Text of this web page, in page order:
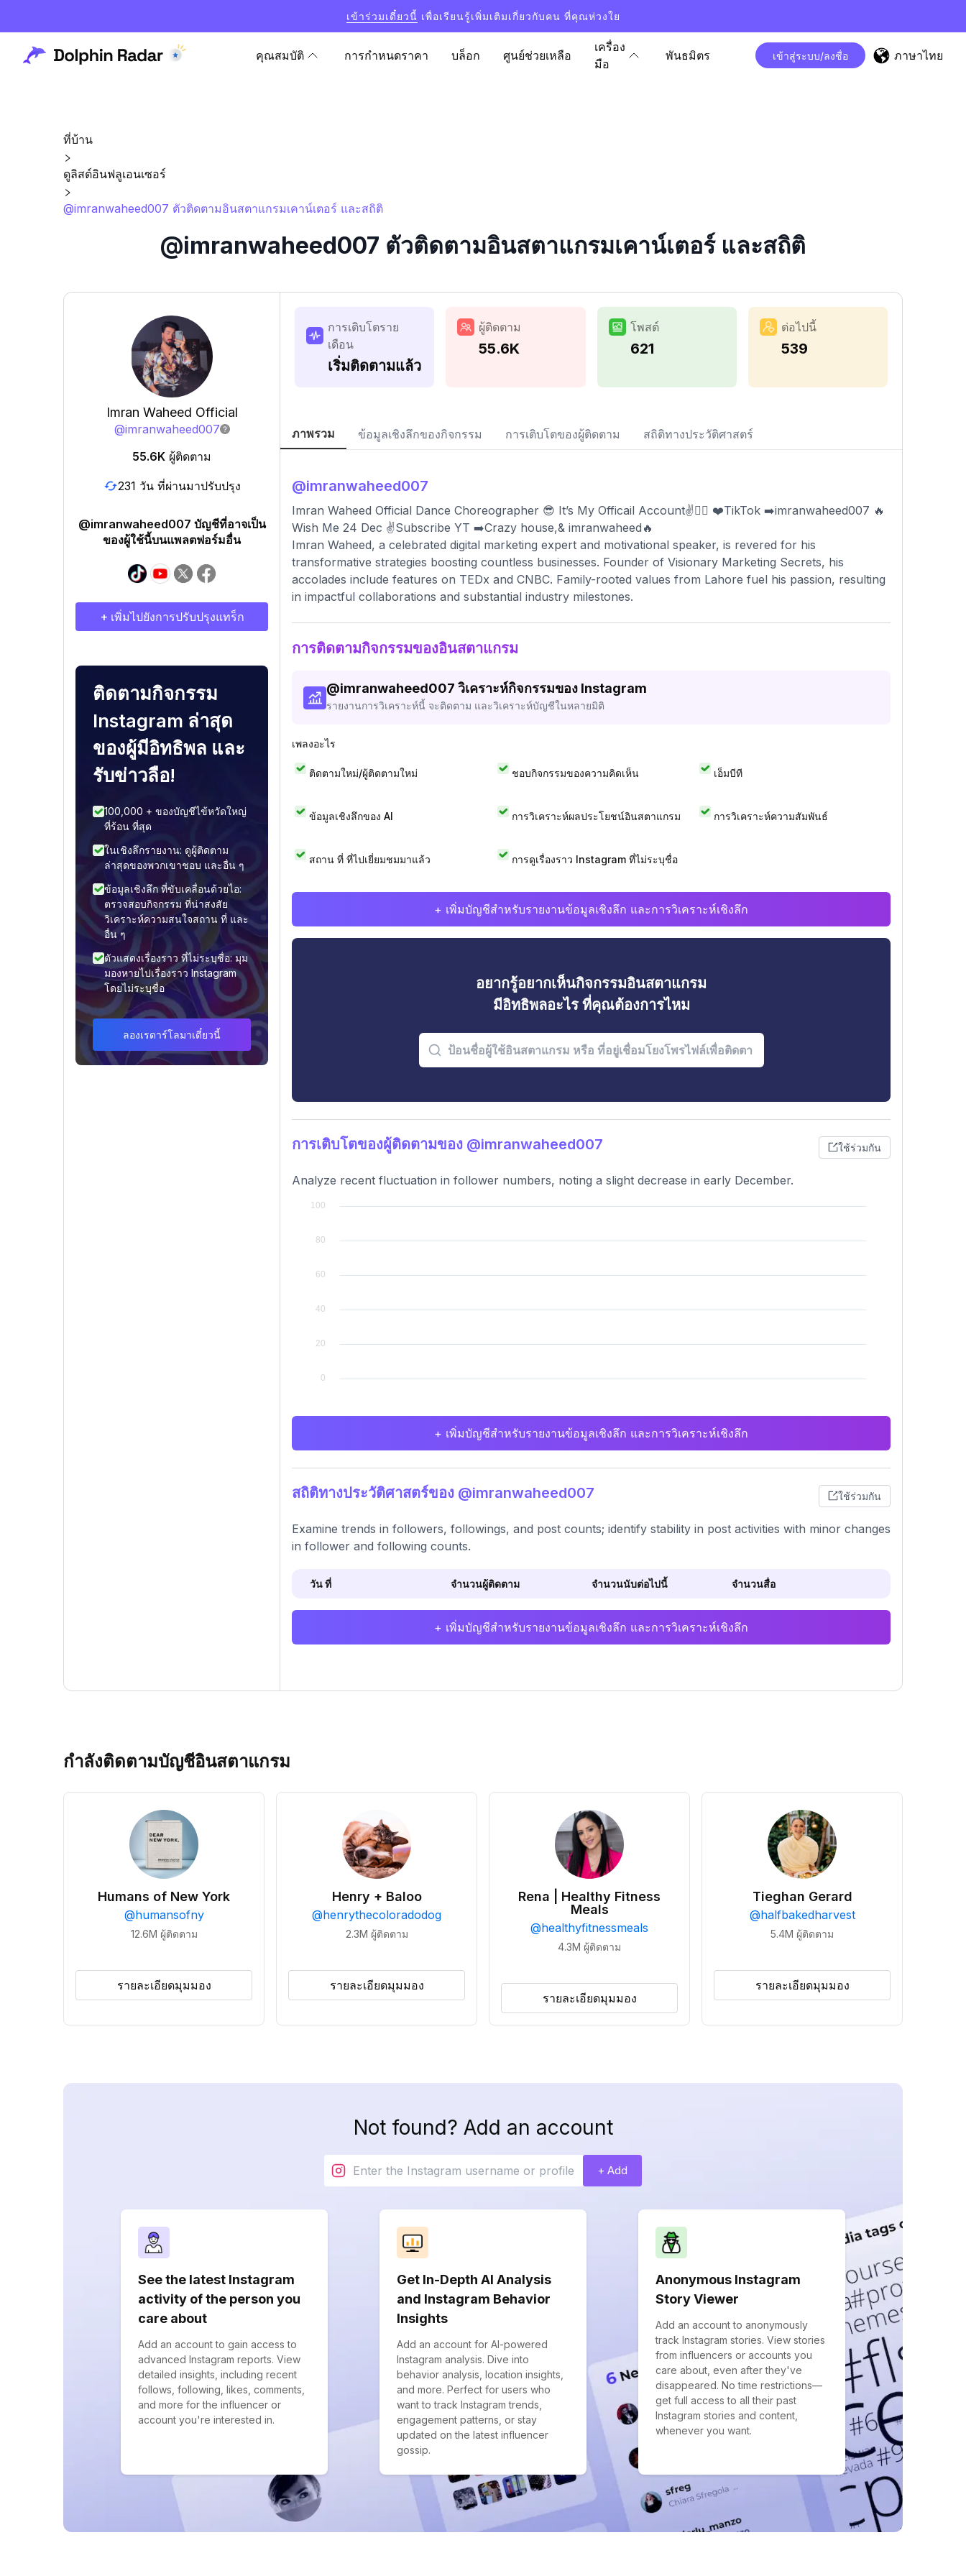
เข้าร่วมเดี๋ยวนี้ เพื่อเรียนรู้เพิ่มเติมเกี่ยวกับคน ที่คุณห่วงใย
คุณสมบัติ การกำหนดราคา บล็อก ศูนย์ช่วยเหลือ
เครื่อง
มือ
พันธมิตร เข้าสู่ระบบ/ลงชื่อ ภาษาไทย
ที่บ้าน
ดูลิสต์อินฟลูเอนเซอร์
@imranwaheed007 ตัวติดตามอินสตาแกรมเคาน์เตอร์ และสถิติ
@imranwaheed007 ตัวติดตามอินสตาแกรมเคาน์เตอร์ และสถิติ
Imran Waheed Official
@imranwaheed007
55.6K ผู้ติดตาม
231 วัน ที่ผ่านมาปรับปรุง
@imranwaheed007 บัญชีที่อาจเป็น
ของผู้ใช้นี้บนแพลตฟอร์มอื่น
+ เพิ่มไปยังการปรับปรุงแทร็ก
ติดตามกิจกรรม
Instagram ล่าสุด
ของผู้มีอิทธิพล และ
รับข่าวลือ!
100,000 + ของบัญชีไข้หวัดใหญ่
ที่ร้อน ที่สุด
ในเชิงลึกรายงาน: ดูผู้ติดตาม
ล่าสุดของพวกเขาชอบ และอื่น ๆ
ข้อมูลเชิงลึก ที่ขับเคลื่อนด้วยไอ:
ตรวจสอบกิจกรรม ที่น่าสงสัย
วิเคราะห์ความสนใจสถาน ที่ และ
อื่น ๆ
ตัวแสดงเรื่องราว ที่ไม่ระบุชื่อ: มุม
มองหายไปเรื่องราว Instagram
โดยไม่ระบุชื่อ
ลองเรดาร์โลมาเดี๋ยวนี้
การเติบโตราย
เดือน
เริ่มติดตามแล้ว
ผู้ติดตาม
55.6K
โพสต์
621
ต่อไปนี้
539
ภาพรวม ข้อมูลเชิงลึกของกิจกรรม การเติบโตของผู้ติดตาม สถิติทางประวัติศาสตร์
@imranwaheed007
Imran Waheed Official Dance Choreographer 😎 It’s My Officail Account✌️👇🏻 ❤️TikTok ➡️imranwaheed007 🔥
Wish Me 24 Dec ✌️Subscribe YT ➡️Crazy house,& imranwaheed🔥
Imran Waheed, a celebrated digital marketing expert and motivational speaker, is revered for his
transformative strategies boosting countless businesses. Founder of Visionary Marketing Secrets, his
accolades include features on TEDx and CNBC. Family-rooted values from Lahore fuel his passion, resulting
in impactful collaborations and substantial industry milestones.
การติดตามกิจกรรมของอินสตาแกรม
@imranwaheed007 วิเคราะห์กิจกรรมของ Instagram
รายงานการวิเคราะห์นี้ จะติดตาม และวิเคราะห์บัญชีในหลายมิติ
เพลงอะไร
ติดตามใหม่/ผู้ติดตามใหม่ ชอบกิจกรรมของความคิดเห็น เอ็มบีที
ข้อมูลเชิงลึกของ AI การวิเคราะห์ผลประโยชน์อินสตาแกรม การวิเคราะห์ความสัมพันธ์
สถาน ที่ ที่ไปเยี่ยมชมมาแล้ว การดูเรื่องราว Instagram ที่ไม่ระบุชื่อ
+ เพิ่มบัญชีสำหรับรายงานข้อมูลเชิงลึก และการวิเคราะห์เชิงลึก
อยากรู้อยากเห็นกิจกรรมอินสตาแกรม
มีอิทธิพลอะไร ที่คุณต้องการไหม
การเติบโตของผู้ติดตามของ @imranwaheed007 ใช้ร่วมกัน
Analyze recent fluctuation in follower numbers, noting a slight decrease in early December.
+ เพิ่มบัญชีสำหรับรายงานข้อมูลเชิงลึก และการวิเคราะห์เชิงลึก
สถิติทางประวัติศาสตร์ของ @imranwaheed007 ใช้ร่วมกัน
Examine trends in followers, followings, and post counts; identify stability in post activities with minor changes
in follower and following counts.
วัน ที่ จำนวนผู้ติดตาม จำนวนนับต่อไปนี้ จำนวนสื่อ
+ เพิ่มบัญชีสำหรับรายงานข้อมูลเชิงลึก และการวิเคราะห์เชิงลึก
กำลังติดตามบัญชีอินสตาแกรม
Humans of New York
@humansofny
12.6M ผู้ติดตาม
รายละเอียดมุมมอง
Henry + Baloo
@henrythecoloradodog
2.3M ผู้ติดตาม
รายละเอียดมุมมอง
Rena | Healthy Fitness
Meals
@healthyfitnessmeals
4.3M ผู้ติดตาม
รายละเอียดมุมมอง
Tieghan Gerard
@halfbakedharvest
5.4M ผู้ติดตาม
รายละเอียดมุมมอง
Not found? Add an account
+ Add
See the latest Instagram
activity of the person you
care about
Add an account to gain access to
advanced Instagram reports. View
detailed insights, including recent
follows, following, likes, comments,
and more for the influencer or
account you're interested in.
Get In-Depth AI Analysis
and Instagram Behavior
Insights
Add an account for AI-powered
Instagram analysis. Dive into
behavior analysis, location insights,
and more. Perfect for users who
want to track Instagram trends,
engagement patterns, or stay
updated on the latest influencer
gossip.
Anonymous Instagram
Story Viewer
Add an account to anonymously
track Instagram stories. View stories
from influencers or accounts you
care about, even after they've
disappeared. No time restrictions—
get full access to all their past
Instagram stories and content,
whenever you want.